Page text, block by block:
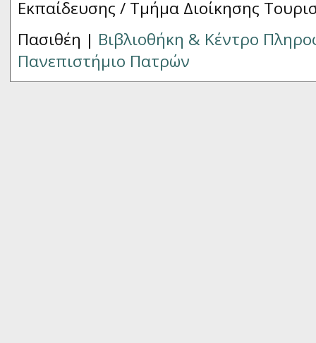
Εκπαίδευσης / Τμήμα Διοίκησης
Πασιθέη | Βιβλιοθήκη & Κέντρο
Πανεπιστήμιο Πατρών